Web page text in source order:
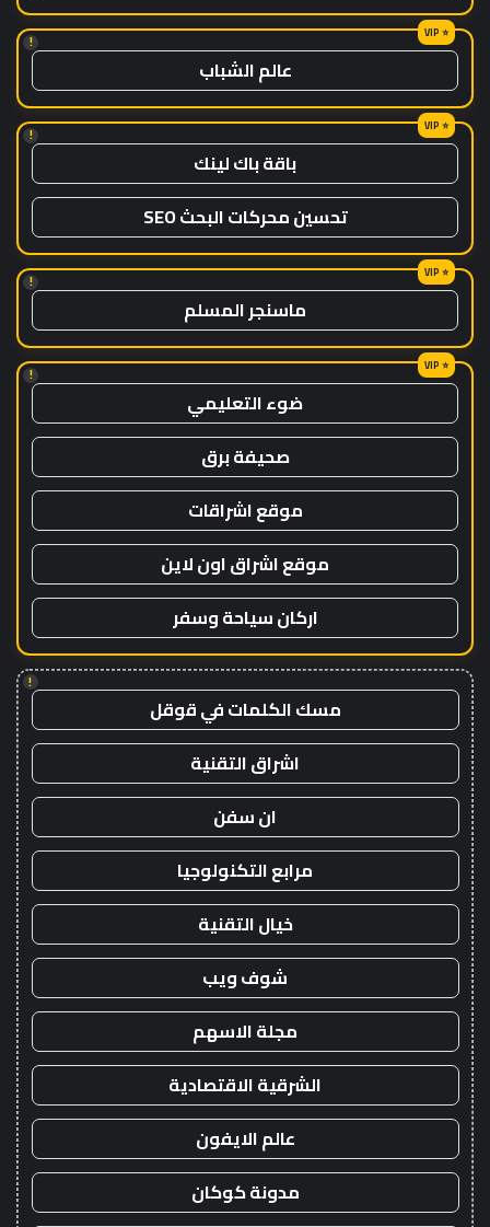
!
عالم الشباب
!
باقة باك لينك
تحسين محركات البحث SEO
!
ماسنجر المسلم
!
ضوء التعليمي
صحيفة برق
موقع اشراقات
موقع اشراق اون لاين
اركان سياحة وسفر
!
مسك الكلمات في قوقل
اشراق التقنية
ان سفن
مرابع التكنولوجيا
خيال التقنية
شوف ويب
مجلة الاسهم
الشرقية الاقتصادية
عالم الايفون
مدونة كوكان